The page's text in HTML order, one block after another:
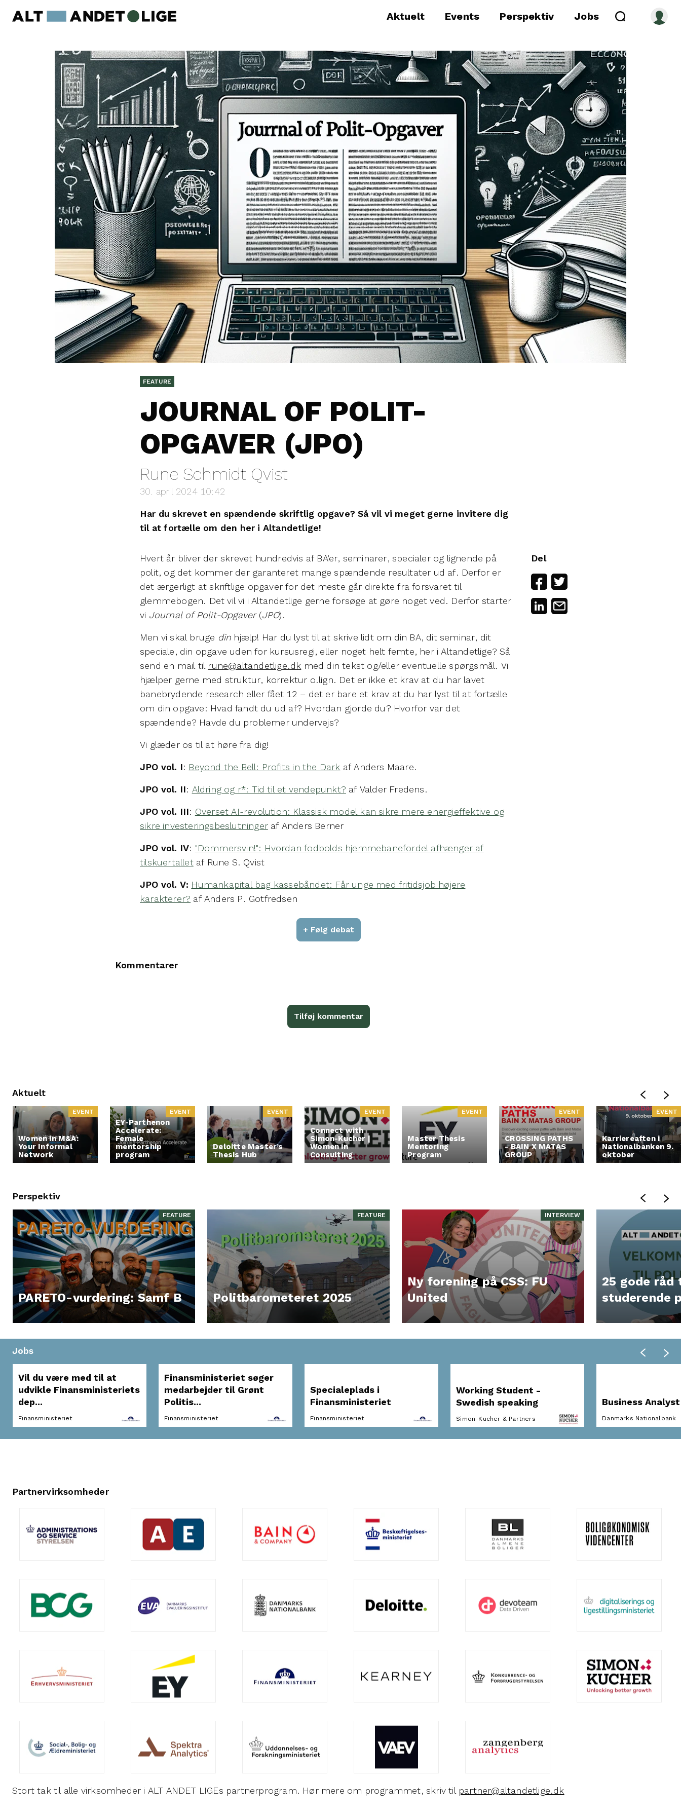
Aktuelt Events Perspektiv Jobs
FEATURE
JOURNAL OF POLIT-
OPGAVER (JPO)
Rune Schmidt Qvist
30. april 2024 10:42
Har du skrevet en spændende skriftlig opgave? Så vil vi meget gerne invitere dig
til at fortælle om den her i Altandetlige!
Del
Hvert år bliver der skrevet hundredvis af BA’er, seminarer, specialer og lignende på
polit, og det kommer der garanteret mange spændende resultater ud af. Derfor er
det ærgerligt at skriftlige opgaver for det meste går direkte fra forsvaret til
glemmebogen. Det vil vi i Altandetlige gerne forsøge at gøre noget ved. Derfor starter
vi Journal of Polit-Opgaver(JPO).
Men vi skal bruge din hjælp! Har du lyst til at skrive lidt om din BA, dit seminar, dit
speciale, din opgave uden for kursusregi, eller noget helt femte, her i Altandetlige? Så
send en mail til rune@altandetlige.dk med din tekst og/eller eventuelle spørgsmål. Vi
hjælper gerne med struktur, korrektur o.lign. Det er ikke et krav at du har lavet
banebrydende research eller fået 12 – det er bare et krav at du har lyst til at fortælle
om din opgave: Hvad fandt du ud af? Hvordan gjorde du? Hvorfor var det
spændende? Havde du problemer undervejs?
Vi glæder os til at høre fra dig!
JPO vol. I: Beyond the Bell: Profits in the Dark af Anders Maare.
JPO vol. II: Aldring og r*: Tid til et vendepunkt? af Valder Fredens.
JPO vol. III: Overset AI-revolution: Klassisk model kan sikre mere energieffektive og
sikre investeringsbeslutninger af Anders Berner
JPO vol. IV: "Dommersvin!": Hvordan fodbolds hjemmebanefordel afhænger af
tilskuertalletaf Rune S. Qvist
JPO vol. V: Humankapital bag kassebåndet: Får unge med fritidsjob højere
karakterer? af Anders P. Gotfredsen
+ Følg debat
Kommentarer
Tilføj kommentar
Aktuelt
EVENT
Women in M&A:
Your Informal
Network
EVENT
EY-Parthenon
Accelerate:
Female
mentorship
program
EVENT
Deloitte Master’s
Thesis Hub
EVENT
Connect with
Simon-Kucher |
Women in
Consulting
EVENT
Master Thesis
Mentoring
Program
EVENT
CROSSING PATHS
- BAIN X MATAS
GROUP
EVENT
Karriereaften i
Nationalbanken 9.
oktober
Perspektiv
FEATURE
PARETO-vurdering: Samf B
FEATURE
Politbarometeret 2025
INTERVIEW
Ny forening på CSS: FU
United
25 gode råd
studerende
Jobs
Vil du være med til at
udvikle Finansministeriets
dep...
Finansministeriet
Finansministeriet søger
medarbejder til Grønt
Politis...
Finansministeriet
Specialeplads i
Finansministeriet
Finansministeriet
Working Student -
Swedish speaking
Simon-Kucher & Partners
Business Analyst
Danmarks Nationalbank
Partnervirksomheder
Stort tak til alle virksomheder i ALT ANDET LIGEs partnerprogram. Hør mere om programmet, skriv til partner@altandetlige.dk